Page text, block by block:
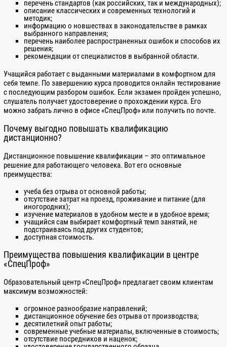
Операторов-кассиров АЗС
Пескоструйщиков
Плотников
По программе «ПК-02 Правила подготовки и
производства земляных работ, обустройства и
По программе «ПК-05 Охрана труда при работе на
высоте»
По программе «ПК-09 Пожарно-технический
минимум для электрогазосварщиков»
По программе «ПК-19 Правила технической
эксплуатации тепловых энергоустановок»
Поваров
Промышленных альпинистов
Рабочих зеленого строительства
Рабочих люльки подъемника (вышки)
Рабочих люльки строительного подъемника
(фасадного)
Рабочих, обслуживающих сосуды под давлением
Сварщиков пластмасс
Сварщиков-аргонщиков
Слесарей КИПиА
Слесарей по ремонту дорожно-строительных
машин и тракторов
Слесарей по ремонту и обслуживанию
грузоподъемных машин
перечень стандартов (как российских, так и международных);
описание классических и современных технологий и
методик;
информацию о новшествах в законодательстве в рамках
выбранного направления;
перечень наиболее распространенных ошибок и способов их
решения;
рекомендации от специалистов в выбранной области.
Учащийся работает с выданными материалами в комфортном для
себя темпе. По завершению курса проводится онлайн тестирование
с последующим разбором ошибок. Если экзамен пройден успешно,
слушатель получает удостоверение о прохождении курса. Его
можно забрать лично в офисе «СпецПроф» или получить по почте.
Почему выгодно повышать квалификацию
дистанционно?
Дистанционное повышение квалификации – это оптимальное
решение для работающего человека. Вот его основные
преимущества:
учеба без отрыва от основной работы;
отсутствие затрат на проезд, проживание и питание (для
иногородних);
изучение материалов в удобном месте и в удобное время;
учащийся сам выбирает комфортный темп занятий, не
подстраиваясь под других студентов;
доступная стоимость.
Преимущества повышения квалификации в центре
«СпецПроф»
Образовательный центр «СпецПроф» предлагает своим клиентам
максимум возможностей:
огромное разнообразие направлений;
дистанционное обучение без отрыва от производства;
десятилетний опыт работы;
современные учебные материалы, включенные в стоимость;
отсутствие посредников и наценок;